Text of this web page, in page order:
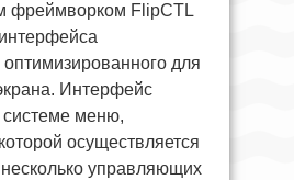
фреймворком FlipCTL
оптимизированного для
Интерфейс
системе меню,
осуществляется
управляющих